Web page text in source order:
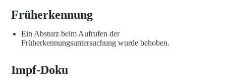
Früherkennung
Ein Absturz beim Aufrufen der
Früherkennungsuntersuchung wurde behoben.
Impf-Doku